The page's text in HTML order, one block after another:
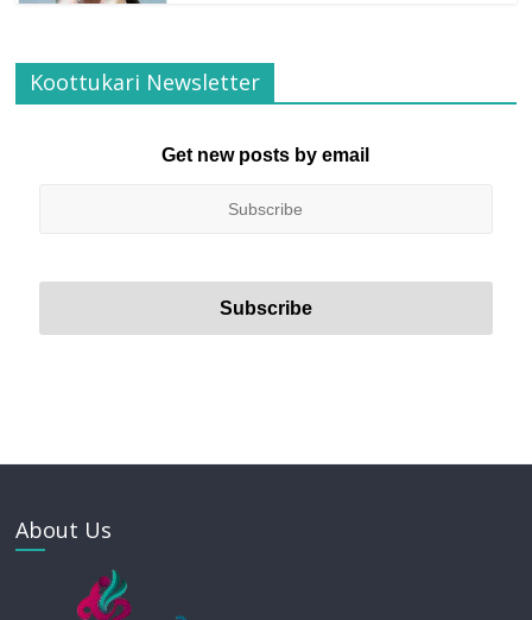
Koottukari Newsletter
Get new posts by email
About Us